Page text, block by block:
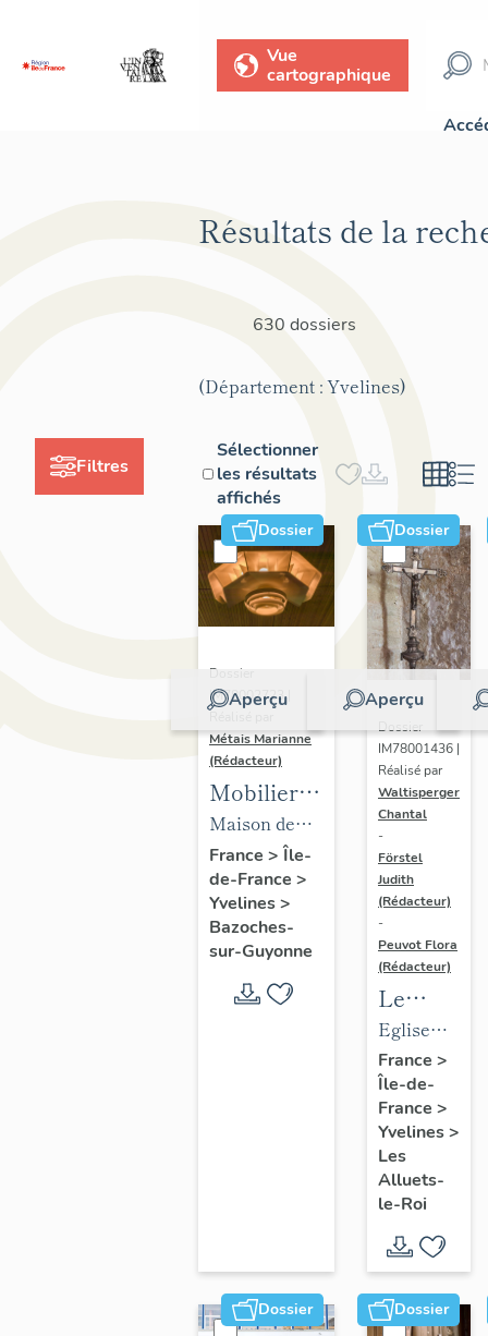
Vue
cartographique
Filtres
Résultats de la
630 dossiers
(Département : Yvelines)
Sélectionner
les résultats
affichés
Dossier
Aperçu
Dossier
IM78002723 |
Métais Marianne
(Rédacteur)
Mobilier
de la
maison
Louis
Carré
Maison de
villégiature
dite maison
Louis Carré
France > Île-
de-France >
Yvelines>
Bazoches-
sur-Guyonne
Dossier
Aperçu
Dossier
IM78001436 |
Réalisé par
Waltisperger
Chantal
-
Förstel
Judith
(Rédacteur)
-
Peuvot Flora
(Rédacteur)
Le
mobilier
de
l'église
Saint-
Nicolas
Eglise
paroissiale
Saint-
Nicolas
France >
Île-de-
France >
Yvelines>
Les
Alluets-
le-Roi
Dossier Dossier